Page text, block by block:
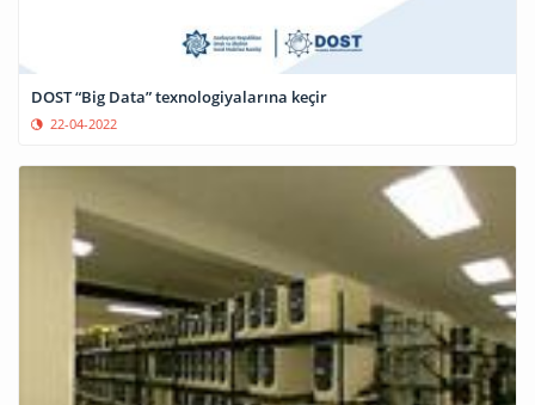
DOST “Big Data” texnologiyalarına keçir
22-04-2022